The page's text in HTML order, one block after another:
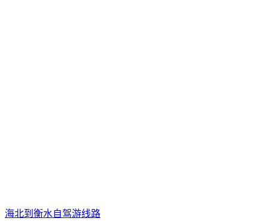
海北到衡水自驾游线路